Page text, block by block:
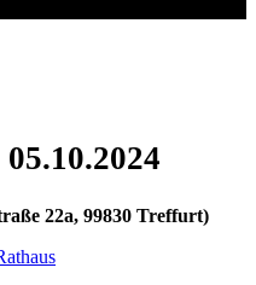
05.10.2024
22a, 99830 Treffurt)